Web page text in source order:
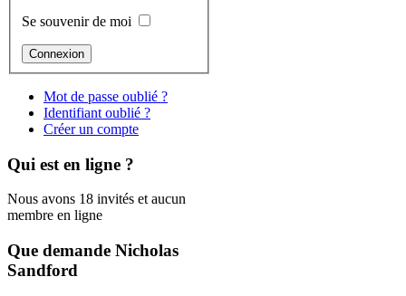
Se souvenir de moi
Mot de passe oublié ?
Identifiant oublié ?
Créer un compte
Qui est en ligne ?
Nous avons 18 invités et aucun
membre en ligne
Que demande Nicholas
Sandford